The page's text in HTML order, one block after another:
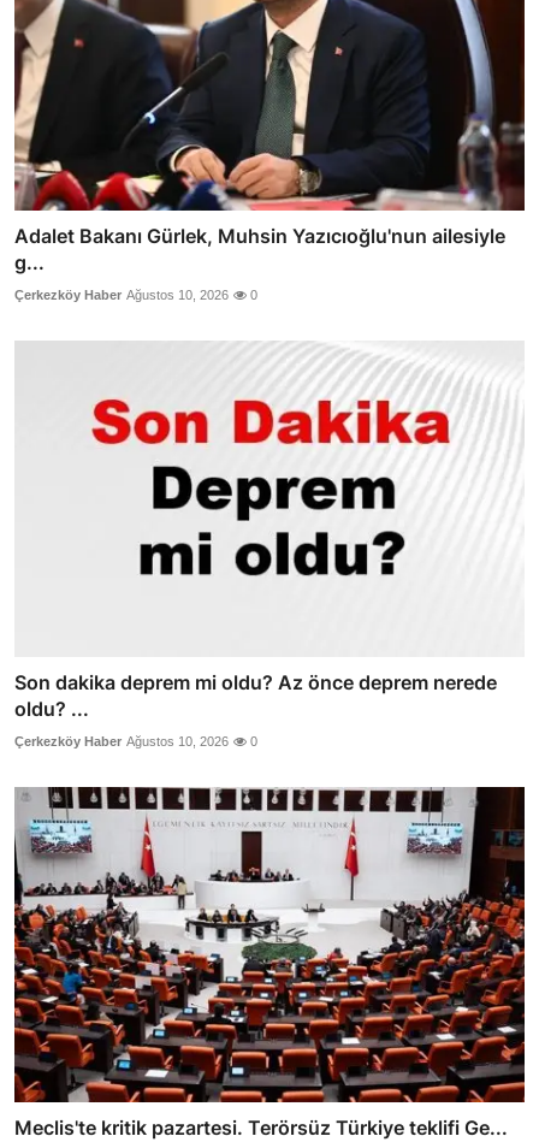
Adalet Bakanı Gürlek, Muhsin Yazıcıoğlu'nun ailesiyle
g...
Çerkezköy Haber Ağustos 10, 2026 0
Son dakika deprem mi oldu? Az önce deprem nerede
oldu? ...
Çerkezköy Haber Ağustos 10, 2026 0
Meclis'te kritik pazartesi. Terörsüz Türkiye teklifi Ge...